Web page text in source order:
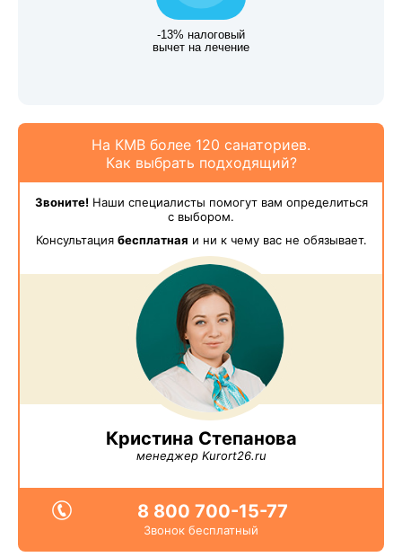
-13% налоговый
вычет на лечение
На КМВ более 120 санаториев.
Как выбрать подходящий?
Звоните!Наши специалисты помогут вам определиться
с выбором.
Консультация бесплатная и ни к чему вас не обязывает.
Кристина Степанова
менеджер Kurort26.ru
8 800 700-15-77
Звонок бесплатный